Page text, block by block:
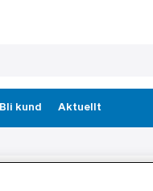
Bli kund Aktuellt